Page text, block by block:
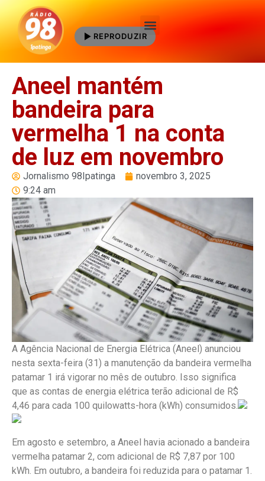
REPRODUZIR
Aneel mantém
bandeira para
vermelha 1 na conta
de luz em novembro
Jornalismo 98Ipatinga
novembro 3, 2025
9:24 am
A Agência Nacional de Energia Elétrica (Aneel) anunciou
nesta sexta-feira (31) a manutenção da bandeira vermelha
patamar 1 irá vigorar no mês de outubro. Isso significa
que as contas de energia elétrica terão adicional de R$
4,46 para cada 100 quilowatts-hora (kWh) consumidos.
Em agosto e setembro, a Aneel havia acionado a bandeira
vermelha patamar 2, com adicional de R$ 7,87 por 100
kWh. Em outubro, a bandeira foi reduzida para o patamar 1.